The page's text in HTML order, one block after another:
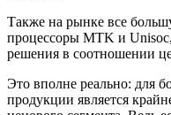
Также на рынке все
процессоры MTK и
решения в соотношении
Это вполне реально: для
продукции является